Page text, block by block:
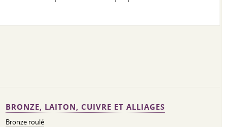
BRONZE, LAITON, CUIVRE ET ALLIAGES
Bronze roulé